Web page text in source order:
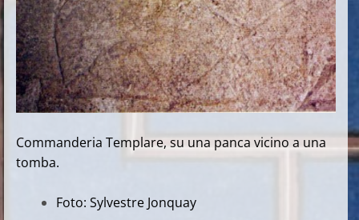
Commanderia Templare, su una panca vicino a una
tomba.
Foto: Sylvestre Jonquay